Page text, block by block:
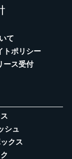
て
トポリシー
ース受付
シュ
クス